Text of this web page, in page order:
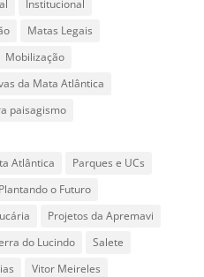
Institucional
Matas Legais
Mobilização
da Mata Atlântica
paisagismo
Atlântica
Parques e UCs
Plantando o Futuro
Projetos da Apremavi
do Lucindo
Salete
Vitor Meireles